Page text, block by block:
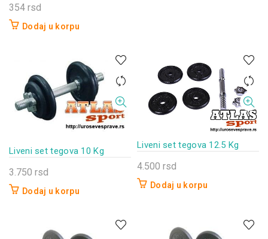
354 rsd
Dodaj u korpu
Liveni set tegova 10 Kg
3.750 rsd
Dodaj u korpu
Liveni set tegova 12.5 Kg
4.500 rsd
Dodaj u korpu